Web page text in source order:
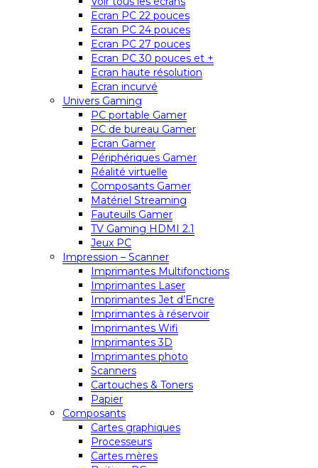
Ecran PC 22 pouces
Ecran PC 24 pouces
Ecran PC 27 pouces
Ecran PC 30 pouces et +
Ecran haute résolution
Ecran incurvé
Univers Gaming
PC portable Gamer
PC de bureau Gamer
Ecran Gamer
Périphériques Gamer
Réalité virtuelle
Composants Gamer
Matériel Streaming
Fauteuils Gamer
TV Gaming HDMI 2.1
Jeux PC
Impression – Scanner
Imprimantes Multifonctions
Imprimantes Laser
Imprimantes Jet d’Encre
Imprimantes à réservoir
Imprimantes Wifi
Imprimantes 3D
Imprimantes photo
Scanners
Cartouches & Toners
Papier
Composants
Cartes graphiques
Processeurs
Cartes mères